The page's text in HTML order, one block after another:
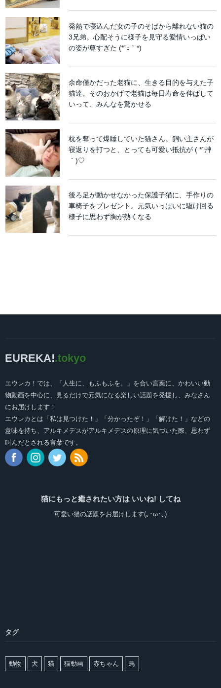
発熱で寝込んだ女の子のそばから離れない猫の
3兄弟。心配そうに様子を見守る愛情いっぱい
の姿が尊すぎた (*´ｪ｀*)
余命僅かだった老猫に、生きる目的を与えた子
猫達。そのおかげで老猫は毎日寿命を伸ばして
いって、みんなを驚かせる
枕を奪って爆睡していた猫さん。飼い主さんが
寝返りを打つと、とっても可愛い抵抗が ( *´艸
｀)♡
後ろ足が動かせなかった保護子猫に、手作りの
車椅子をプレゼント。元気いっぱいに駆け回る
様子に思わず胸が熱くなる
EUREKA!.tokyo
エウレカ！では、「人生に、もふもふを。」を合い言葉に、かわいい動
物動画を中心に、見るだけで元気になる楽しい話題を発掘し、みなさん
にお届けします！
エウレカとは「私は見つけた！」「分かったぞ！」「解けた！」などの
意味を持ち、アルキメデスがアルキメデスの原理に気づいた際、思わず
叫んだとされる言葉です。
猫にもっと癒されたい方は いいね! してね
可愛い猫の話題をお届けします(｡･ω･｡)
タグ
動物 犬 猫 猫動画 赤ちゃん 鳥